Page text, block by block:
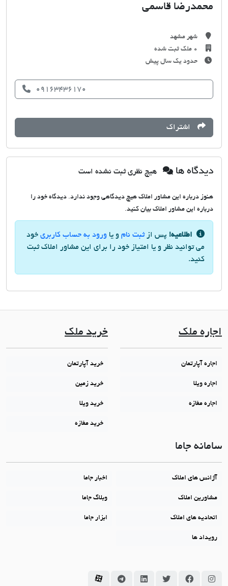
محمدرضا قاسمی
شهر مشهد
حدود یک سال پیش
09163436170
اشتراک
دیدگاه ها هیچ نظری ثبت نشده است
هنوز درباره این مشاور املاک هیچ دیدگاهی وجود ندارد. دیدگاه خود را
درباره این مشاور املاک بیان کنید.
اطلاعیه! پس ازثبت نام و یا ورود به حساب کاربری خود
می توانید نظر و یا امتیاز خود را برای این مشاور املاک ثبت
کنید.
اجاره ملک
اجاره آپارتمان
اجاره ویلا
اجاره مغازه
خرید ملک
خرید آپارتمان
خرید زمین
خرید ویلا
خرید مغازه
سامانه جاما
آژانس های املاک اخبار جاما
مشاورین املاک وبلاگ جاما
اتحادیه های املاک ابزار جاما
رویداد ها
سامانه جاما در اینستاگرام
سامانه جاما در فیسبوک
سامانه جاما در توئیتر
سامانه جاما در لینکداین
سامانه جاما در تلگرام
سامانه جاما در آپارات